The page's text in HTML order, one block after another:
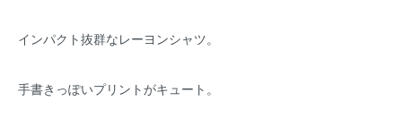
インパクト抜群なレーヨンシャツ。
手書きっぽいプリントがキュート。